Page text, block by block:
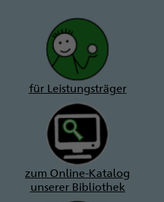
für Leistungsträger
zum Online-Katalog
unserer Bibliothek